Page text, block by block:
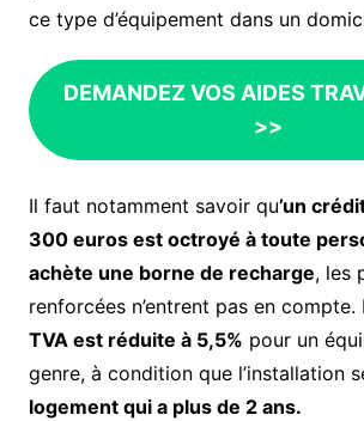
ce type d’équipement dans un
DEMANDEZ VOS AIDES
>>
Il faut notamment savoir qu’un
300 euros est octroyé à toute
achète une borne de recharge, les
renforcées n’entrent pas en compte.
TVA est réduite à 5,5% pour un
genre, à condition que l’installation
logement qui a plus de 2 ans.